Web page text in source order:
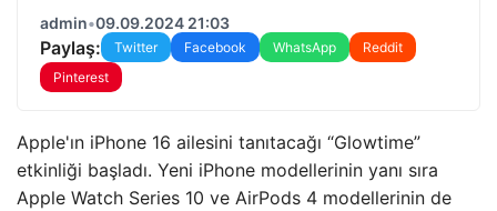
admin•09.09.2024 21:03
Paylaş: Twitter Facebook WhatsApp
Reddit
Pinterest
Apple'ın iPhone 16 ailesini tanıtacağı “Glowtime”
etkinliği başladı. Yeni iPhone modellerinin yanı sıra
Apple Watch Series 10 ve AirPods 4 modellerinin de